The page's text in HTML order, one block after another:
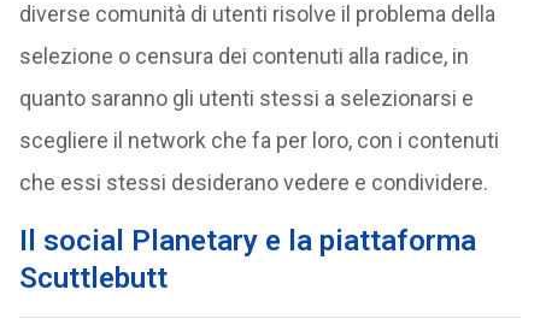
diverse comunità di utenti risolve il problema della
selezione o censura dei contenuti alla radice, in
quanto saranno gli utenti stessi a selezionarsi e
scegliere il network che fa per loro, con i contenuti
che essi stessi desiderano vedere e condividere.
Il social Planetary e la piattaforma
Scuttlebutt